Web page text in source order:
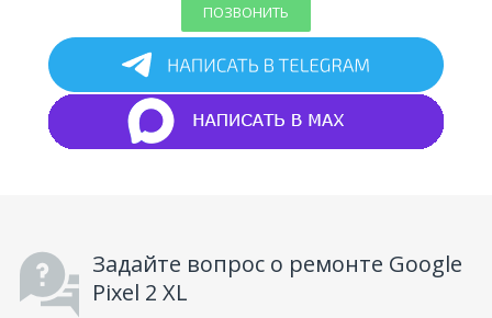
ПОЗВОНИТЬ
Задайте вопрос о ремонте Google
Pixel 2 XL